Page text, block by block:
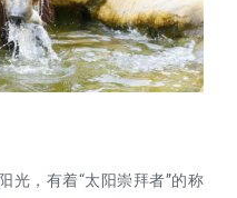
光，有着“太阳崇拜者”的称